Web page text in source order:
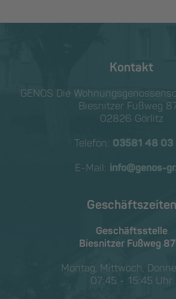
Kontakt
GENOS Die
Biesnitzer Fußweg
02826 Görlitz
Telefon: 03581 48 03
E-Mail: info@genos-
Geschäftszeiten
Geschäftsstelle
Biesnitzer Fußweg
Montag, Mittwoch,
07:45 - 15:45 Uhr